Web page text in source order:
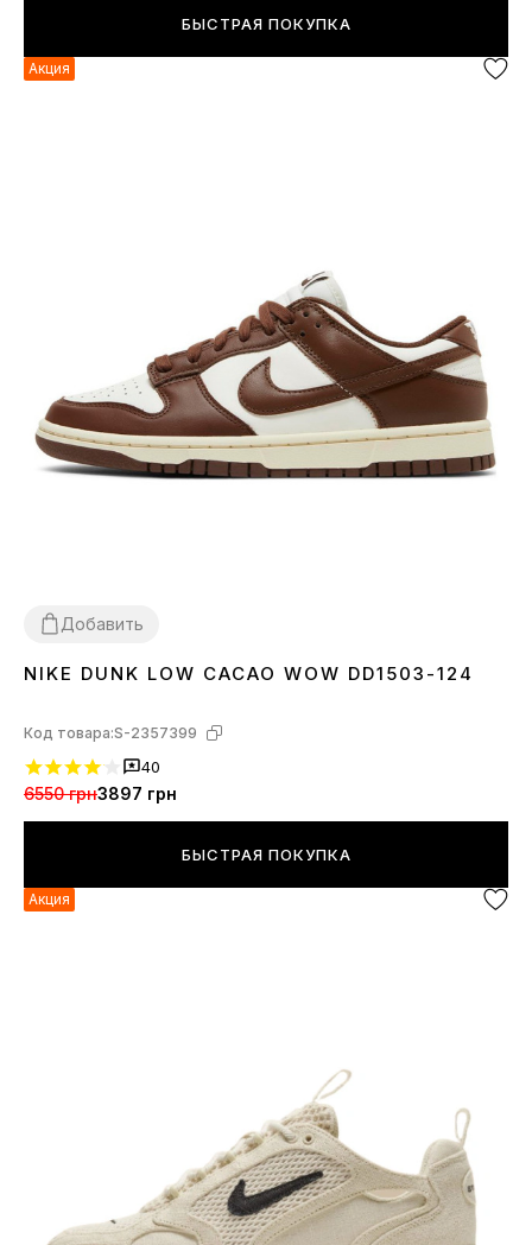
БЫСТРАЯ ПОКУПКА
Акция
Добавить
3637 383940 4142 43 4445
NIKE DUNK LOW CACAO WOW DD1503-124
Код товара:S-2357399
40
6550 грн3897 грн
БЫСТРАЯ ПОКУПКА
Акция